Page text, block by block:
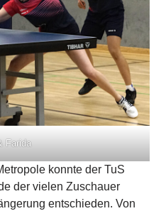
Farida
konnte der TuS
der vielen Zuschauer
entschieden. Von